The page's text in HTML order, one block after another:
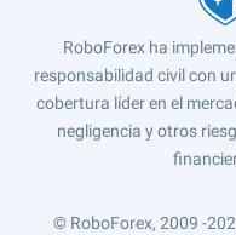
RoboForex ha
responsabilidad civil con
cobertura líder en el
negligencia y otros
© RoboForex, 2009 -